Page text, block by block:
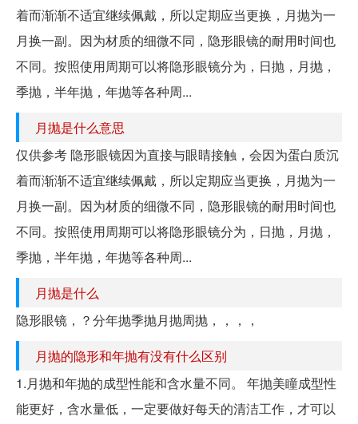
着而渐渐不适宜继续佩戴，所以定期应当更换，月抛为一
月换一副。因为材质的细微不同，隐形眼镜的耐用时间也
不同。按照使用周期可以将隐形眼镜分为，日抛，月抛，
季抛，半年抛，年抛等各种周...
月抛是什么意思
仅供参考 隐形眼镜因为直接与眼睛接触，会因为蛋白质沉
着而渐渐不适宜继续佩戴，所以定期应当更换，月抛为一
月换一副。因为材质的细微不同，隐形眼镜的耐用时间也
不同。按照使用周期可以将隐形眼镜分为，日抛，月抛，
季抛，半年抛，年抛等各种周...
月抛是什么
隐形眼镜，？分年抛季抛月抛周抛，，，，
月抛的隐形和年抛有没有什么区别
1.月抛和年抛的成型性能和含水量不同。 年抛美瞳成型性
能更好，含水量低，一定要做好每天的清洁工作，才可以